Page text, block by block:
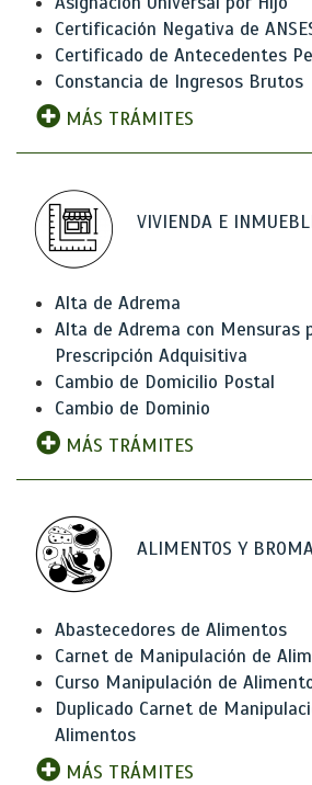
Certificación Negativa de
Certificado de Antecedentes
Constancia de Ingresos Brutos
MÁS TRÁMITES
VIVIENDA E
Alta de Adrema
Alta de Adrema con Mensuras
Prescripción Adquisitiva
Cambio de Domicilio Postal
Cambio de Dominio
MÁS TRÁMITES
ALIMENTOS Y
Abastecedores de Alimentos
Carnet de Manipulación de
Curso Manipulación de
Duplicado Carnet de
Alimentos
MÁS TRÁMITES